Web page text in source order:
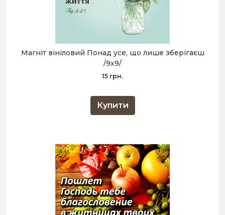
Магніт вініловий Понад усе, що лише зберігаєш
/9х9/
15 грн.
Купити